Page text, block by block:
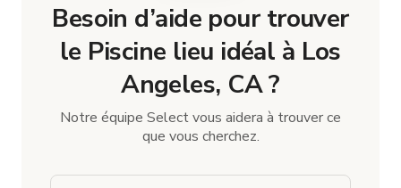
Besoin d’aide pour trouver
le Piscine lieu idéal à Los
Angeles, CA ?
Notre équipe Select vous aidera à trouver ce
que vous cherchez.